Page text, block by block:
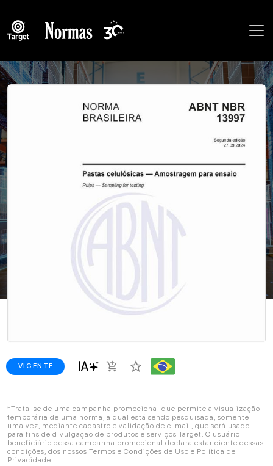
VIGENTE add_shopping_cart star_border
*Trata-se de uma campanha promocional que permite a visualização
temporária de uma norma, a qual está sendo pesquisada, somente
uma vez, mediante cadastro e validação de e-mail, que será usado
para fins de divulgação de produtos e serviços Target. O usuário
beneficiário dessa campanha promocional declara estar ciente dessas
condições, dos nossos Termos e Condições de Uso e Política de
Privacidade.